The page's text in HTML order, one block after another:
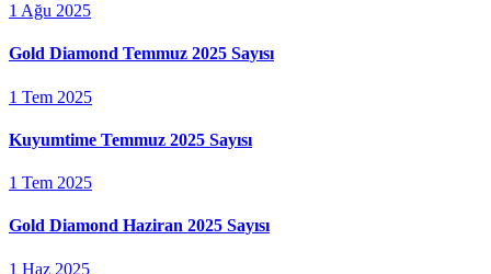
1 Ağu 2025
Gold Diamond Temmuz 2025 Sayısı
1 Tem 2025
Kuyumtime Temmuz 2025 Sayısı
1 Tem 2025
Gold Diamond Haziran 2025 Sayısı
1 Haz 2025